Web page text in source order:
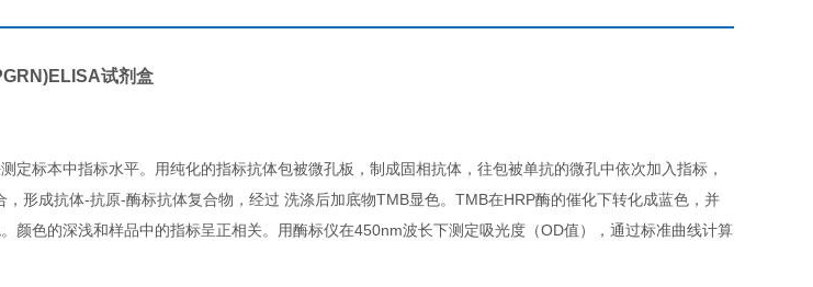
试剂盒
定标本中指标水平。用纯化的指标抗体包被微孔板，制成固相抗体，往包被单抗的微孔中依次加入指标，
，形成抗体-抗原-酶标抗体复合物，经过 洗涤后加底物TMB显色。TMB在HRP酶的催化下转化成蓝色，并
颜色的深浅和样品中的指标呈正相关。用酶标仪在450nm波长下测定吸光度（OD值），通过标准曲线计算